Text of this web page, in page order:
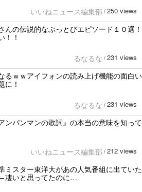
いいねニュース編集部 / 250 views
んの伝説的なぶっとびエピソード１０選！
！！
るなるな / 231 views
るｗｗアイフォンの読み上げ機能の面白い
に！
るなるな / 231 views
ンパンマンの歌詞』の本当の意味を知って
いいねニュース編集部 / 212 views
ミスター東洋大があの人気番組に出ていた
凄いと思ってたのに…